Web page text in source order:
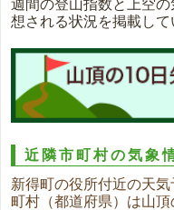
週間の登山指数と上空
想される状況を掲載して
近隣市町村の気象
新得町の役所付近の天
町村（都道府県）は山頂